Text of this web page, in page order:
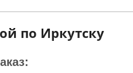
по Иркутску